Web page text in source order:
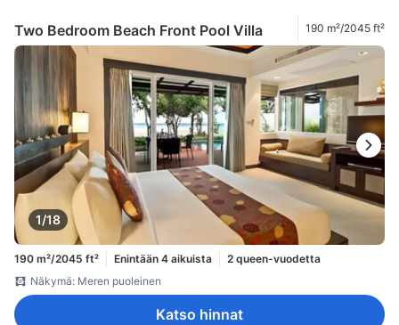
Two Bedroom Beach Front Pool Villa 190 m²/2045 ft²
1/18
190 m²/2045 ft² Enintään 4 aikuista
2 queen-vuodetta
Näkymä: Meren puoleinen
Katso hinnat